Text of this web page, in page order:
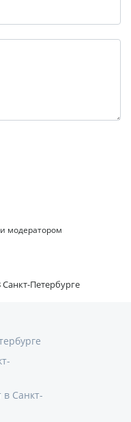
модератором
Санкт-Петербурге
Санкт-